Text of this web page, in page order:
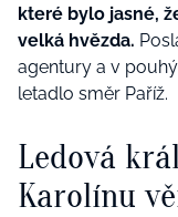
které bylo jasné,
velká hvězda.
agentury a v
letadlo směr Paříž.
Ledová
Karolínu